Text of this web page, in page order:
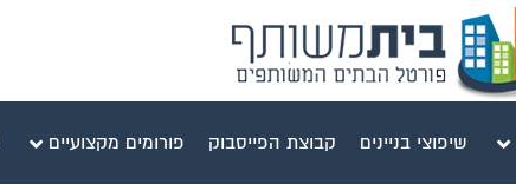
שיפוצי בניינים קבוצת הפייסבוק פורומים מקצועיים